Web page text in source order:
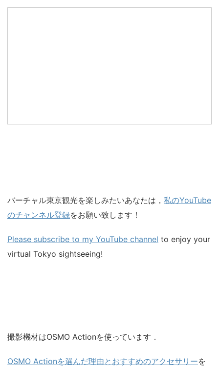
バーチャル東京観光を楽しみたいあなたは， 私のYouTube
のチャンネル登録をお願い致します！
Please subscribe to my YouTube channel to enjoy your
virtual Tokyo sightseeing!
撮影機材はOSMO Actionを使っています．
OSMO Actionを選んだ理由とおすすめのアクセサリーを